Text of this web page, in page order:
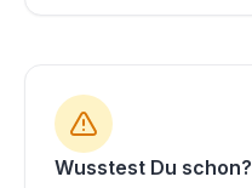
Wusstest Du schon?